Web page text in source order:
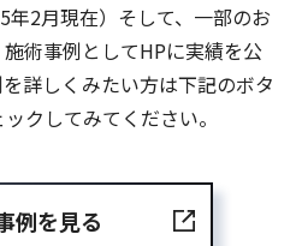
2月現在）そして、一部のお
術事例としてHPに実績を公
詳しくみたい方は下記のボタ
クしてみてください。
例を見る